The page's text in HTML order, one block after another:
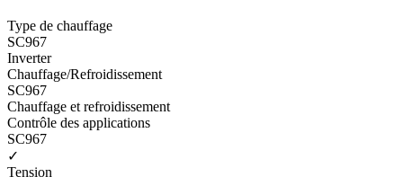
Type de chauffage
SC967
Inverter
Chauffage/Refroidissement
SC967
Chauffage et refroidissement
Contrôle des applications
SC967
✓
Tension